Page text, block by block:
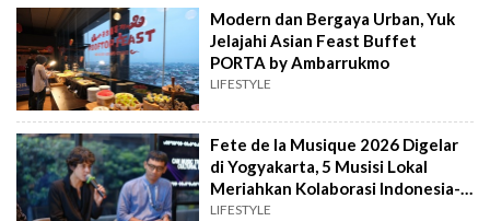
Modern dan Bergaya Urban, Yuk
Jelajahi Asian Feast Buffet
PORTA by Ambarrukmo
LIFESTYLE
Fete de la Musique 2026 Digelar
di Yogyakarta, 5 Musisi Lokal
Meriahkan Kolaborasi Indonesia-
Prancis
LIFESTYLE